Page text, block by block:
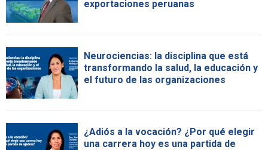
exportaciones peruanas
Neurociencias: la disciplina que está
transformando la salud, la educación y
el futuro de las organizaciones
¿Adiós a la vocación? ¿Por qué elegir
una carrera hoy es una partida de